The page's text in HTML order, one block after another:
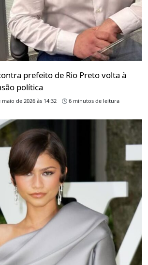
prefeito de Rio Preto volta à
política
maio de 2026 às 14:32 6 minutos de leitura